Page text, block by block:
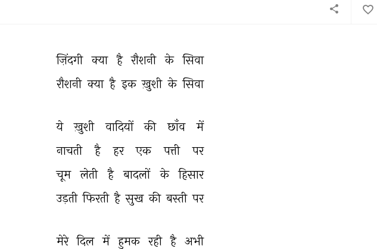
ज़िंदगी क्या है रौशनी के सिवा
रौशनी क्या है इक ख़ुशी के सिवा
ये ख़ुशी वादियों की छाँव
में
नाचती
है हर एक पत्ती
पर
चूम
लेती है बादलों के हिसार
उड़ती फिरती है सुख की बस्ती पर
मेरे दिल में हुमक रही है अभी